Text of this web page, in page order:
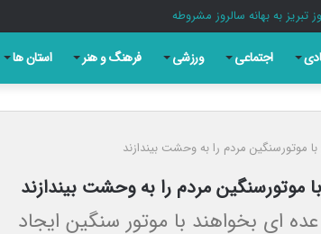
تبریز به بهانه سالروز مشروطه
اجتماعی ورزشی فرهنگ و هنر استان ها
موتورسنگین مردم را به وحشت بیندازند
مردم را به وحشت بیندازند
ای بخواهند با موتور سنگین ایجاد